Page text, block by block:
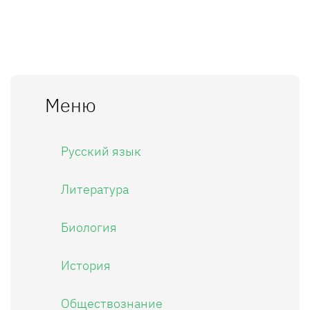
Меню
Русский язык
Литература
Биология
История
Обществознание